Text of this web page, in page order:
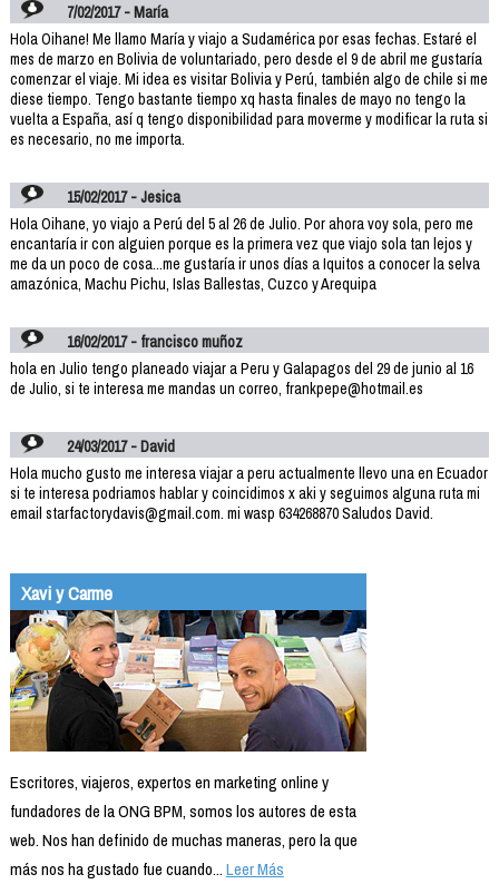
7/02/2017 - María
Hola Oihane! Me llamo María y viajo a Sudamérica por esas fechas. Estaré el
mes de marzo en Bolivia de voluntariado, pero desde el 9 de abril me gustaría
comenzar el viaje. Mi idea es visitar Bolivia y Perú, también algo de chile si me
diese tiempo. Tengo bastante tiempo xq hasta finales de mayo no tengo la
vuelta a España, así q tengo disponibilidad para moverme y modificar la ruta si
es necesario, no me importa.
15/02/2017 - Jesica
Hola Oihane, yo viajo a Perú del 5 al 26 de Julio. Por ahora voy sola, pero me
encantaría ir con alguien porque es la primera vez que viajo sola tan lejos y
me da un poco de cosa...me gustaría ir unos días a Iquitos a conocer la selva
amazónica, Machu Pichu, Islas Ballestas, Cuzco y Arequipa
16/02/2017 - francisco muñoz
hola en Julio tengo planeado viajar a Peru y Galapagos del 29 de junio al 16
de Julio, si te interesa me mandas un correo, frankpepe@hotmail.es
24/03/2017 - David
Hola mucho gusto me interesa viajar a peru actualmente llevo una en Ecuador
si te interesa podriamos hablar y coincidimos x aki y seguimos alguna ruta mi
email starfactorydavis@gmail.com. mi wasp 634268870 Saludos David.
Xavi y Carme
Escritores, viajeros, expertos en marketing online y
fundadores de la ONG BPM, somos los autores de esta
web. Nos han definido de muchas maneras, pero la que
más nos ha gustado fue cuando...Leer Más